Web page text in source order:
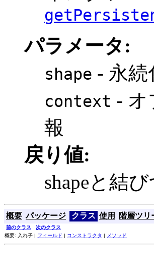
パラメータ:
shape - 永
context - オ
報
戻り値:
shapeと結
概要 パッケージ クラス 使用 階層ツリ
前のクラス
次のクラス
概要: 入れ子 | フィールド | コンストラクタ | メソッド